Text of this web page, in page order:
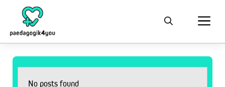
No posts found